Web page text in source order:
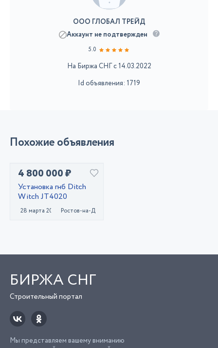
ООО ГЛОБАЛ ТРЕЙД
Аккаунт не подтвержден
5.0
На Биржа СНГ с 14.03.2022
Id объявления: 1719
Похожие объявления
4 800 000 ₽
Установка гнб Ditch
Witch JT4020
28 марта 2023 Ростов-на-Дону
БИРЖА СНГ
Строительный портал
Мы представляем вашему вниманию